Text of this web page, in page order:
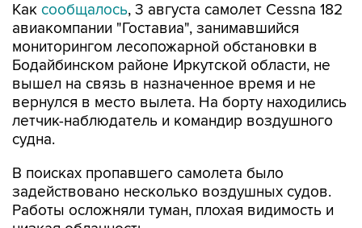
Как сообщалось, 3 августа самолет Cessna 182
авиакомпании "Гоставиа", занимавшийся
мониторингом лесопожарной обстановки в
Бодайбинском районе Иркутской области, не
вышел на связь в назначенное время и не
вернулся в место вылета. На борту находились
летчик-наблюдатель и командир воздушного
судна.
В поисках пропавшего самолета было
задействовано несколько воздушных судов.
Работы осложняли туман, плохая видимость и